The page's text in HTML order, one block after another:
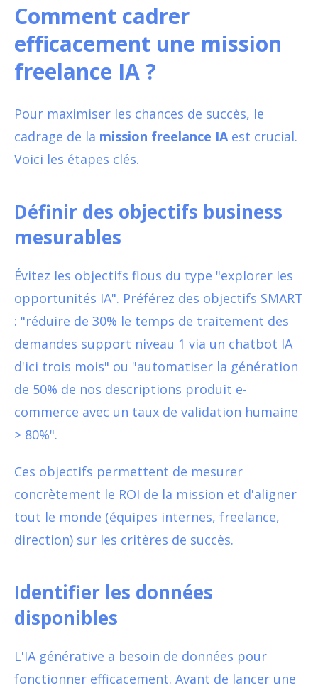
Comment cadrer
efficacement une mission
freelance IA ?
Pour maximiser les chances de succès, le
cadrage de la mission freelance IA est crucial.
Voici les étapes clés.
Définir des objectifs business
mesurables
Évitez les objectifs flous du type "explorer les
opportunités IA". Préférez des objectifs SMART
: "réduire de 30% le temps de traitement des
demandes support niveau 1 via un chatbot IA
d'ici trois mois" ou "automatiser la génération
de 50% de nos descriptions produit e-
commerce avec un taux de validation humaine
> 80%".
Ces objectifs permettent de mesurer
concrètement le ROI de la mission et d'aligner
tout le monde (équipes internes, freelance,
direction) sur les critères de succès.
Identifier les données
disponibles
L'IA générative a besoin de données pour
fonctionner efficacement. Avant de lancer une